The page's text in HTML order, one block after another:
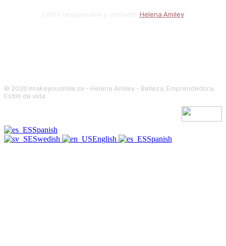
Helena Amiley
© 2020 Imakeyousmile.se - Helena Amiley - Belleza, Emprendedora,
Estilo de vida
Spanish
Swedish
English Spanish